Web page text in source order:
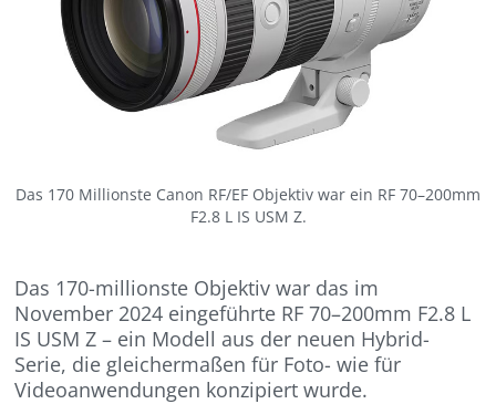
Das 170 Millionste Canon RF/EF Objektiv war ein RF 70–200mm
F2.8 L IS USM Z.
Das 170-millionste Objektiv war das im
November 2024 eingeführte RF 70–200mm F2.8 L
IS USM Z – ein Modell aus der neuen Hybrid-
Serie, die gleichermaßen für Foto- wie für
Videoanwendungen konzipiert wurde.